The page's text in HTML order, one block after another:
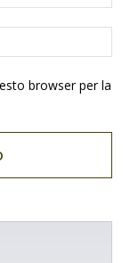
browser per la